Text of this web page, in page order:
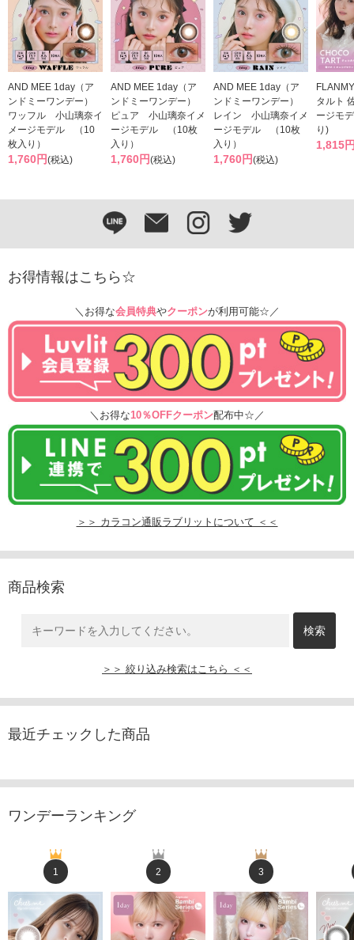
AND MEE 1day（ア
ンドミーワンデー）
ワッフル 小山璃奈イ
メージモデル （10
枚入り）
1,760円(税込)
AND MEE 1day（ア
ンドミーワンデー）
ピュア 小山璃奈イメ
ージモデル （10枚
入り）
1,760円(税込)
AND MEE 1day（ア
ンドミーワンデー）
レイン 小山璃奈イメ
ージモデル （10枚
入り）
1,760円(税込)
タルト
ージモ
り)
1,815
お得情報はこちら☆
＼お得な会員特典やクーポンが利用可能☆／
＼お得な10％OFFクーポン配布中☆／
＞＞ カラコン通販ラブリットについて ＜＜
商品検索
＞＞ 絞り込み検索はこちら ＜＜
最近チェックした商品
ワンデーランキング
1 2 3